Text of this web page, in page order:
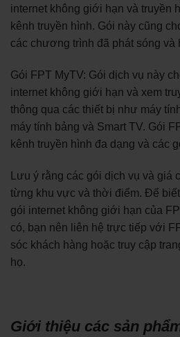
internet không giới hạn và truyền
kênh truyền hình. Gói này cũng
các chương trình đã phát sóng và
Gói FPT MyTV: Gói dịch vụ này
internet không giới hạn và xem
thông qua các thiết bị như máy
máy tính bảng và Smart TV. Gói
kênh truyền hình đa dạng và các
Lưu ý rằng các gói dịch vụ và giá
từng khu vực và thời điểm. Để
gói internet không giới hạn của
có, bạn nên liên hệ trực tiếp với
sóc khách hàng hoặc truy cập
họ.
Giới thiệu các sản